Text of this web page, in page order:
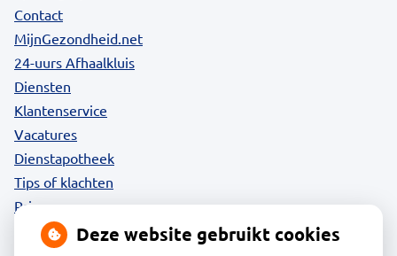
Contact
MijnGezondheid.net
24-uurs Afhaalkluis
Diensten
Klantenservice
Vacatures
Dienstapotheek
Tips of klachten
Privacy
Deze website gebruikt cookies